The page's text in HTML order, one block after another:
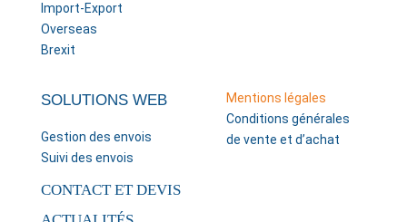
Import-Export
Overseas
Brexit
SOLUTIONS WEB
Gestion des envois
Suivi des envois
CONTACT ET DEVIS
Mentions légales
Conditions générales
de vente et d’achat